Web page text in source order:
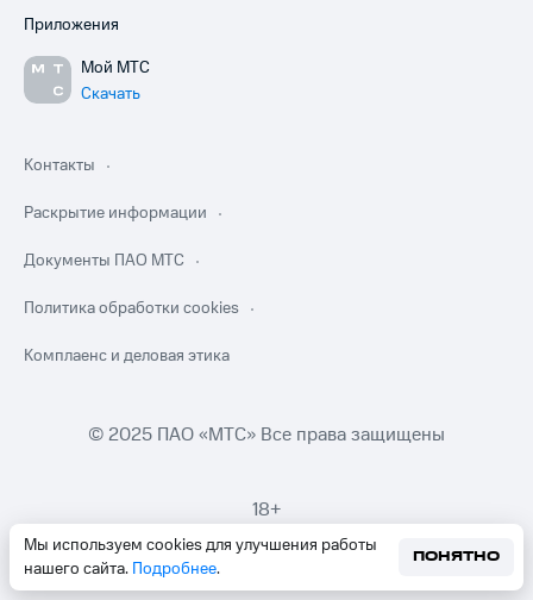
Мы используем cookies для улучшения работы
нашего сайта. Подробнее.
ПОНЯТНО
Приложения
Мой МТС
Скачать
Контакты
Раскрытие информации
Документы ПАО МТС
Политика обработки cookies
Комплаенс и деловая этика
© 2025 ПАО «МТС» Все права защищены
18+